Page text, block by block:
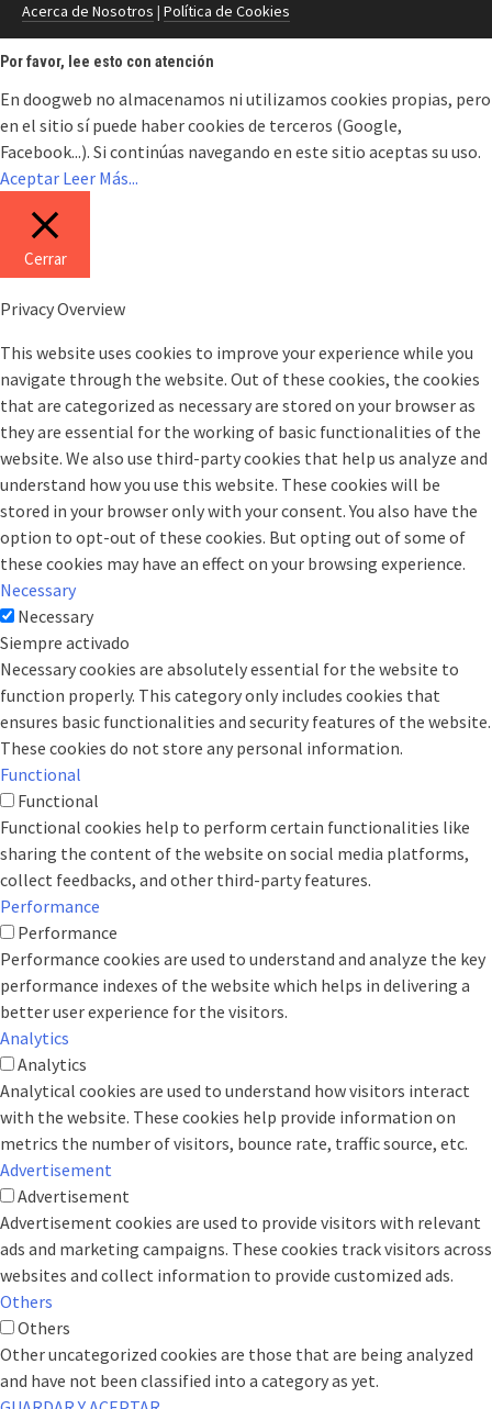
Acerca de Nosotros | Política de Cookies
Por favor, lee esto con atención
En doogweb no almacenamos ni utilizamos cookies propias, pero
en el sitio sí puede haber cookies de terceros (Google,
Facebook...). Si continúas navegando en este sitio aceptas su uso.
Aceptar Leer Más...
Cerrar
Privacy Overview
This website uses cookies to improve your experience while you
navigate through the website. Out of these cookies, the cookies
that are categorized as necessary are stored on your browser as
they are essential for the working of basic functionalities of the
website. We also use third-party cookies that help us analyze and
understand how you use this website. These cookies will be
stored in your browser only with your consent. You also have the
option to opt-out of these cookies. But opting out of some of
these cookies may have an effect on your browsing experience.
Necessary
Necessary
Siempre activado
Necessary cookies are absolutely essential for the website to
function properly. This category only includes cookies that
ensures basic functionalities and security features of the website.
These cookies do not store any personal information.
Functional
Functional
Functional cookies help to perform certain functionalities like
sharing the content of the website on social media platforms,
collect feedbacks, and other third-party features.
Performance
Performance
Performance cookies are used to understand and analyze the key
performance indexes of the website which helps in delivering a
better user experience for the visitors.
Analytics
Analytics
Analytical cookies are used to understand how visitors interact
with the website. These cookies help provide information on
metrics the number of visitors, bounce rate, traffic source, etc.
Advertisement
Advertisement
Advertisement cookies are used to provide visitors with relevant
ads and marketing campaigns. These cookies track visitors across
websites and collect information to provide customized ads.
Others
Others
Other uncategorized cookies are those that are being analyzed
and have not been classified into a category as yet.